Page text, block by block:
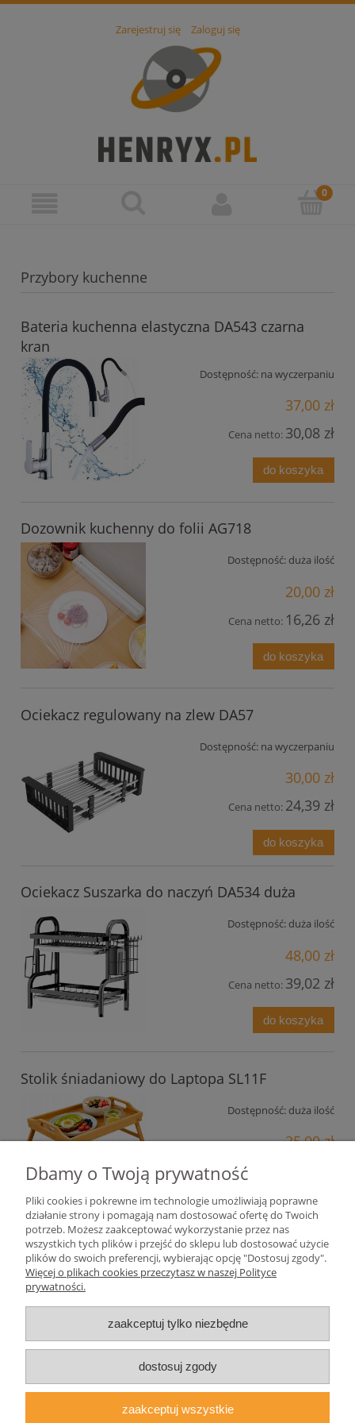
Zarejestruj się Zaloguj się
Przybory kuchenne
Bateria kuchenna elastyczna DA543 czarna
kran
Dostępność: na wyczerpaniu
37,00 zł
Cena netto: 30,08 zł
do koszyka
Dozownik kuchenny do folii AG718
Dostępność: duża ilość
20,00 zł
Cena netto: 16,26 zł
do koszyka
Ociekacz regulowany na zlew DA57
Dostępność: na wyczerpaniu
30,00 zł
Cena netto: 24,39 zł
do koszyka
Ociekacz Suszarka do naczyń DA534 duża
Dostępność: duża ilość
48,00 zł
Cena netto: 39,02 zł
do koszyka
Stolik śniadaniowy do Laptopa SL11F
Dostępność: duża ilość
35,00 zł
Cena netto:
do koszyka
Pomoc
Moje konto
Płatności i dostawa
Informacje
Dbamy o Twoją prywatność
Pliki cookies i pokrewne im technologie umożliwiają poprawne
działanie strony i pomagają nam dostosować ofertę do Twoich
potrzeb. Możesz zaakceptować wykorzystanie przez nas
wszystkich tych plików i przejść do sklepu lub dostosować użycie
plików do swoich preferencji, wybierając opcję "Dostosuj zgody".
Więcej o plikach cookies przeczytasz w naszej Polityce
prywatności.
zaakceptuj tylko niezbędne
dostosuj zgody
zaakceptuj wszystkie